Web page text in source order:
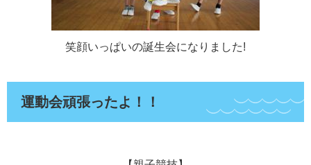
笑顔いっぱいの誕生会になりました!
運動会頑張ったよ！！